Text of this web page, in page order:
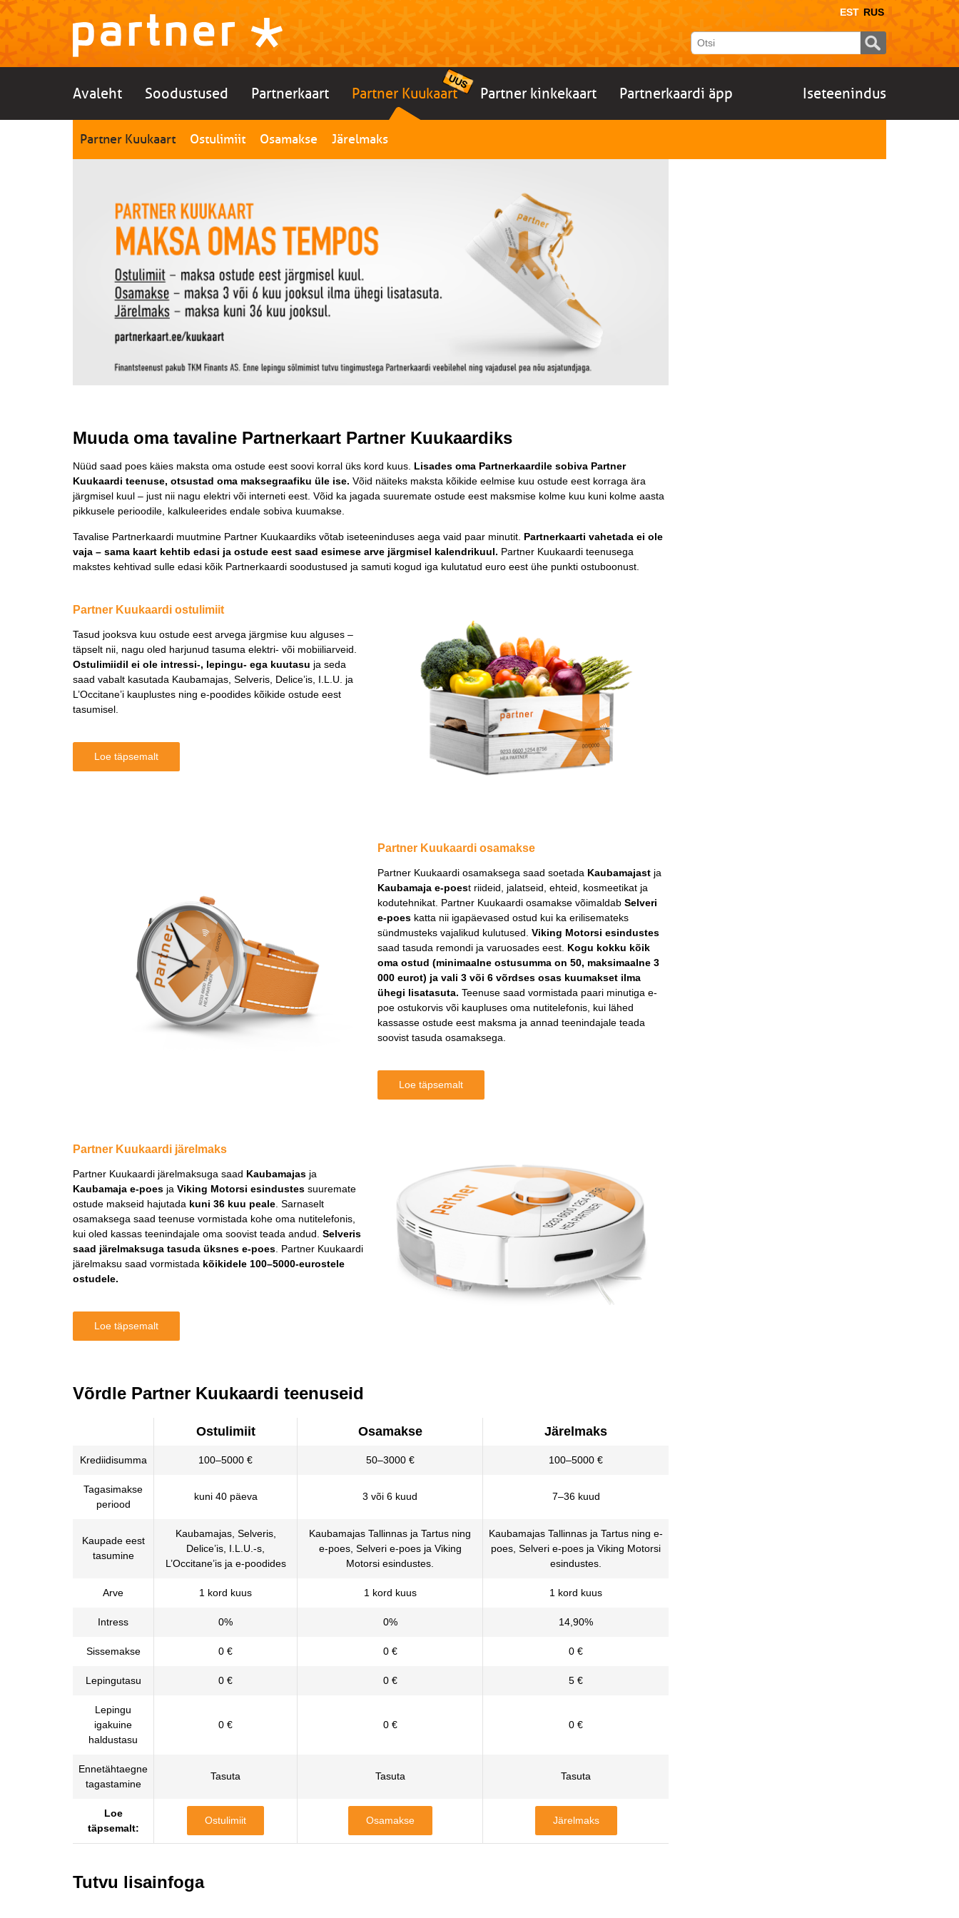
EST RUS
Otsinguvorm
Avaleht Soodustused Partnerkaart Partner Kuukaart Partner kinkekaart Partnerkaardi äpp Iseteenindus
Partner Kuukaart Ostulimiit Osamakse Järelmaks
Muuda oma tavaline Partnerkaart Partner Kuukaardiks
Nüüd saad poes käies maksta oma ostude eest soovi korral üks kord kuus. Lisades oma Partnerkaardile sobiva Partner
Kuukaardi teenuse, otsustad oma maksegraafiku üle ise. Võid näiteks maksta kõikide eelmise kuu ostude eest korraga ära
järgmisel kuul – just nii nagu elektri või interneti eest. Võid ka jagada suuremate ostude eest maksmise kolme kuu kuni kolme aasta
pikkusele perioodile, kalkuleerides endale sobiva kuumakse.
Tavalise Partnerkaardi muutmine Partner Kuukaardiks võtab iseteeninduses aega vaid paar minutit. Partnerkaarti vahetada ei ole
vaja – sama kaart kehtib edasi ja ostude eest saad esimese arve järgmisel kalendrikuul. Partner Kuukaardi teenusega
makstes kehtivad sulle edasi kõik Partnerkaardi soodustused ja samuti kogud iga kulutatud euro eest ühe punkti ostuboonust.
Partner Kuukaardi ostulimiit
Tasud jooksva kuu ostude eest arvega järgmise kuu alguses –
täpselt nii, nagu oled harjunud tasuma elektri- või mobiiliarveid.
Ostulimiidil ei ole intressi-, lepingu- ega kuutasu ja seda
saad vabalt kasutada Kaubamajas, Selveris, Delice’is, I.L.U. ja
L’Occitane’i kauplustes ning e-poodides kõikide ostude eest
tasumisel.
Loe täpsemalt
Partner Kuukaardi osamakse
Partner Kuukaardi osamaksega saad soetada Kaubamajastja
Kaubamaja e-poest riideid, jalatseid, ehteid, kosmeetikat ja
kodutehnikat. Partner Kuukaardi osamakse võimaldab Selveri
e-poeskatta nii igapäevased ostud kui ka erilisemateks
sündmusteks vajalikud kulutused. Viking Motorsi esindustes
saad tasuda remondi ja varuosades eest. Kogu kokku kõik
oma ostud (minimaalne ostusumma on 50, maksimaalne 3
000 eurot) ja vali 3 või 6 võrdses osas kuumakset ilma
ühegi lisatasuta. Teenuse saad vormistada paari minutiga e-
poe ostukorvis või kaupluses oma nutitelefonis, kui lähed
kassasse ostude eest maksma ja annad teenindajale teada
soovist tasuda osamaksega.
Loe täpsemalt
Partner Kuukaardi järelmaks
Partner Kuukaardi järelmaksuga saad Kaubamajas ja
Kaubamaja e-poes ja Viking Motorsi esindustes suuremate
ostude makseid hajutada kuni 36 kuu peale . Sarnaselt
osamaksega saad teenuse vormistada kohe oma nutitelefonis,
kui oled kassas teenindajale oma soovist teada andud. Selveris
saad järelmaksuga tasuda üksnes e-poes . Partner Kuukaardi
järelmaksu saad vormistada kõikidele 100–5000-eurostele
ostudele.
Loe täpsemalt
Võrdle Partner Kuukaardi teenuseid
Ostulimiit Osamakse Järelmaks
Krediidisumma 100–5000 € 50–3000 € 100–5000 €
Tagasimakse
periood
kuni 40 päeva 3 või 6 kuud 7–36 kuud
Kaupade eest
tasumine
Kaubamajas, Selveris,
Delice’is, I.L.U.-s,
L’Occitane’is ja e-poodides
Kaubamajas Tallinnas ja Tartus ning
e-poes, Selveri e-poes ja Viking
Motorsi esindustes.
Kaubamajas Tallinnas ja Tartus ning e-
poes, Selveri e-poes ja Viking Motorsi
esindustes.
Arve 1 kord kuus 1 kord kuus 1 kord kuus
Intress 0% 0% 14,90%
Sissemakse 0 € 0 € 0 €
Lepingutasu 0 € 0 € 5 €
Lepingu
igakuine
haldustasu
0 € 0 € 0 €
Ennetähtaegne
tagastamine
Tasuta Tasuta Tasuta
Loe
täpsemalt:
Ostulimiit Osamakse Järelmaks
Tutvu lisainfoga